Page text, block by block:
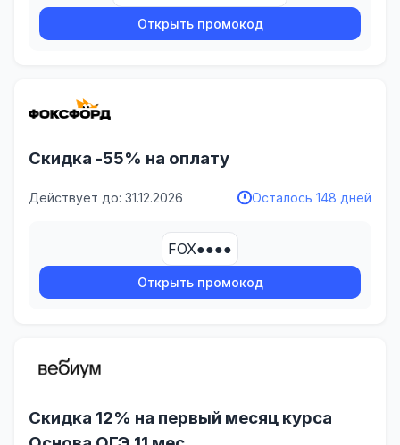
Открыть промокод
Скидка -55% на оплату
Действует до: 31.12.2026 Осталось 148 дней
FOX●●●●
Открыть промокод
Скидка 12% на первый месяц курса